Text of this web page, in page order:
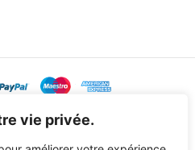
vie privée.
Sweetness byAgence Exoa